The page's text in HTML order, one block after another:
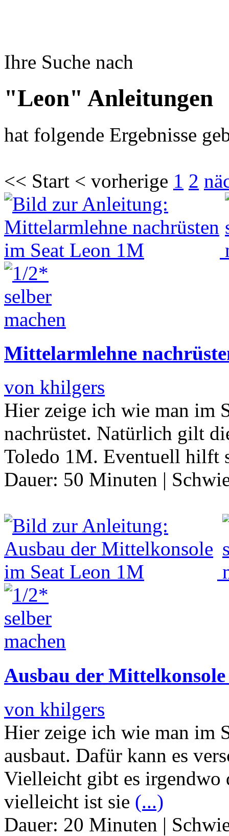
Ihre Suche nach
"Leon" Anleitungen
hat folgende Ergebnisse
<< Start < vorherige 1 2
Mittelarmlehne
von khilgers
Hier zeige ich wie man im
nachrüstet. Natürlich gilt
Toledo 1M. Eventuell hilft
Dauer: 50 Minuten |
Ausbau der
von khilgers
Hier zeige ich wie man im
ausbaut. Dafür kann es
Vielleicht gibt es irgendwo
vielleicht ist sie (...)
Dauer: 20 Minuten |